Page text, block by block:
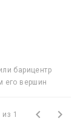
барицентр
его вершин
из 1  